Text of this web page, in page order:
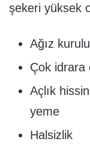
şekeri yüksek
Ağız
Çok idrara
Açlık
yeme
Halsizlik